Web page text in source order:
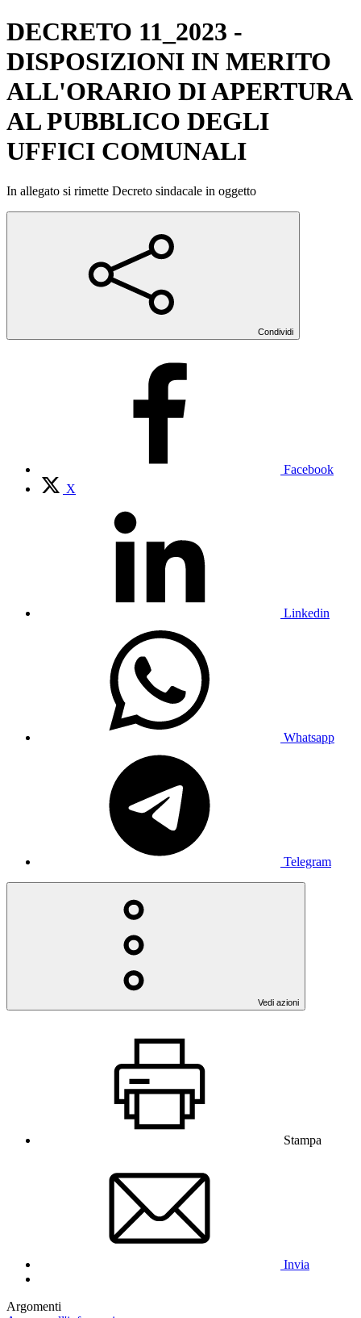
DECRETO 11_2023 -
DISPOSIZIONI IN MERITO
ALL'ORARIO DI APERTURA
AL PUBBLICO DEGLI
UFFICI COMUNALI
In allegato si rimette Decreto sindacale in oggetto
Condividi
Facebook
X
Linkedin
Whatsapp
Telegram
Vedi azioni
Stampa
Invia
Argomenti